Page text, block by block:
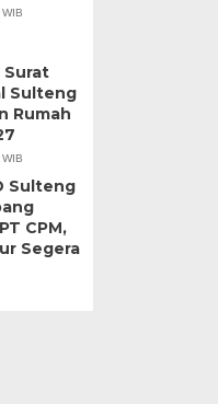
Surat
Sulteng
Rumah
Sulteng
CPM,
Segera